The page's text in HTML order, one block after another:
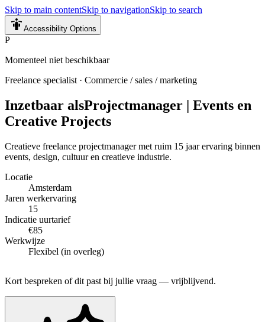
Skip to main contentSkip to navigationSkip to search
Accessibility Options
P
Momenteel niet beschikbaar
Freelance specialist · Commercie / sales / marketing
Inzetbaar alsProjectmanager | Events en
Creative Projects
Creatieve freelance projectmanager met ruim 15 jaar ervaring binnen
events, design, cultuur en creatieve industrie.
Locatie
Amsterdam
Jaren werkervaring
15
Indicatie uurtarief
€85
Werkwijze
Flexibel (in overleg)
Kort bespreken of dit past bij jullie vraag — vrijblijvend.